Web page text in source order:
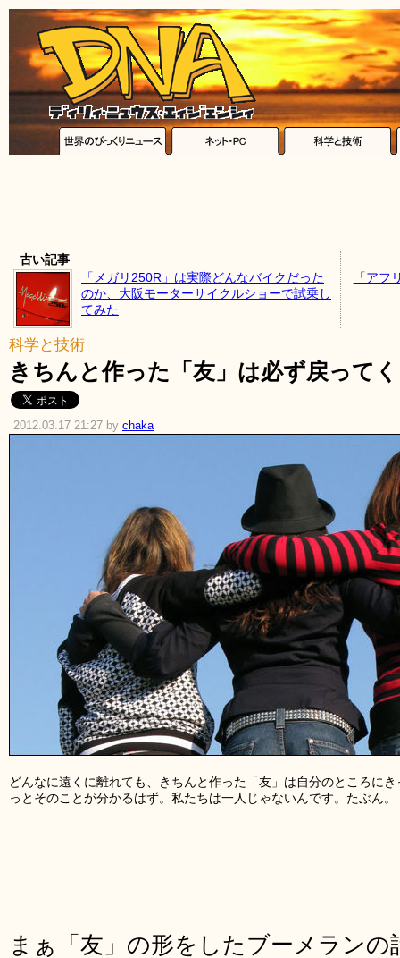
古い記事
「メガリ250R」は実際どんなバイクだった
のか、大阪モーターサイクルショーで試乗し
てみた
「アフ
科学と技術
きちんと作った「友」は必ず戻って
2012.03.17 21:27 by chaka
どんなに遠くに離れても、きちんと作った「友」は自分のところに
っとそのことが分かるはず。私たちは一人じゃないんです。たぶん。
まぁ「友」の形をしたブーメランの